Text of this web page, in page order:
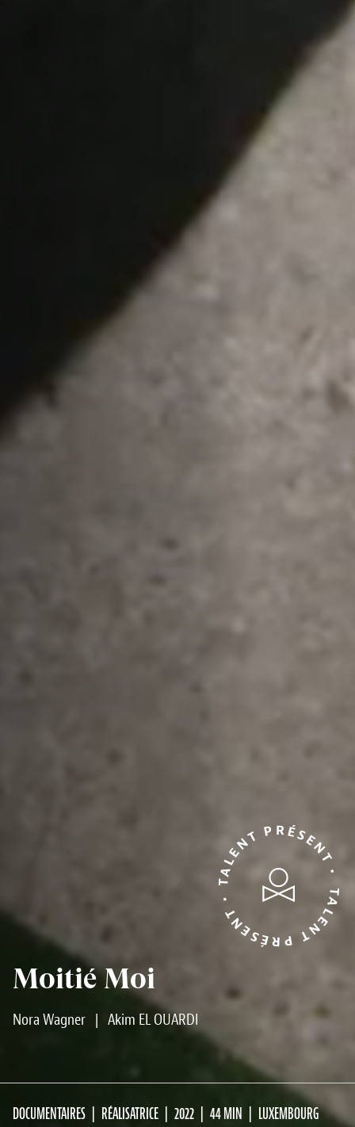
Moitié Moi
Nora Wagner | Akim EL OUARDI
TALENT PRÉSENT • TALENT PRÉSENT •
DOCUMENTAIRES RÉALISATRICE 2022 44 MIN LUXEMBOURG